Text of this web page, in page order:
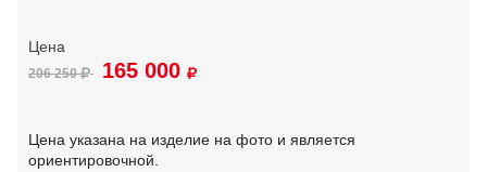
206 250 165 000
Цена указана на изделие на фото и является
ориентировочной.